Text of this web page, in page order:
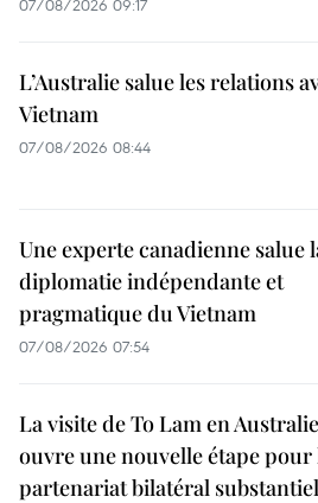
07/08/2026 09:17
L’Australie salue les relations
Vietnam
07/08/2026 08:44
Une experte canadienne salue
diplomatie indépendante et
pragmatique du Vietnam
07/08/2026 07:54
La visite de To Lam en Australie
ouvre une nouvelle étape pour
partenariat bilatéral substantiel